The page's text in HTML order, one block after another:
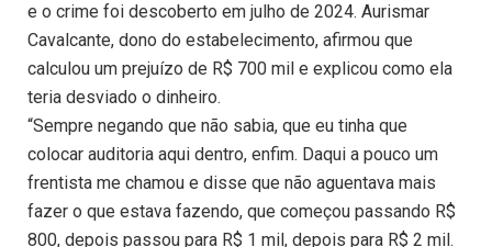
e o crime foi descoberto em julho de 2024. Aurismar
Cavalcante, dono do estabelecimento, afirmou que
calculou um prejuízo de R$ 700 mil e explicou como ela
teria desviado o dinheiro.
“Sempre negando que não sabia, que eu tinha que
colocar auditoria aqui dentro, enfim. Daqui a pouco um
frentista me chamou e disse que não aguentava mais
fazer o que estava fazendo, que começou passando R$
800, depois passou para R$ 1 mil, depois para R$ 2 mil.